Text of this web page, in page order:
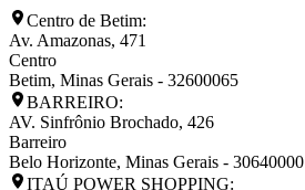
Centro de Betim:
Av. Amazonas, 471
Centro
Betim, Minas Gerais - 32600065
BARREIRO:
AV. Sinfrônio Brochado, 426
Barreiro
Belo Horizonte, Minas Gerais - 30640000
ITAÚ POWER SHOPPING: